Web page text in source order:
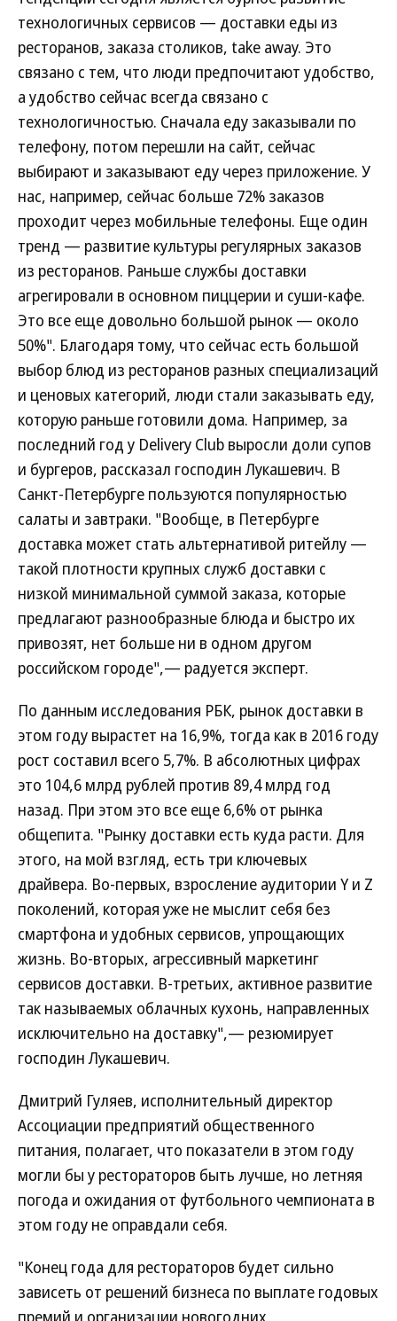
технологичных сервисов — доставки еды из
ресторанов, заказа столиков, take away. Это
связано с тем, что люди предпочитают удобство,
а удобство сейчас всегда связано с
технологичностью. Сначала еду заказывали по
телефону, потом перешли на сайт, сейчас
выбирают и заказывают еду через приложение. У
нас, например, сейчас больше 72% заказов
проходит через мобильные телефоны. Еще один
тренд — развитие культуры регулярных заказов
из ресторанов. Раньше службы доставки
агрегировали в основном пиццерии и суши-кафе.
Это все еще довольно большой рынок — около
50%". Благодаря тому, что сейчас есть большой
выбор блюд из ресторанов разных специализаций
и ценовых категорий, люди стали заказывать еду,
которую раньше готовили дома. Например, за
последний год у Delivery Club выросли доли супов
и бургеров, рассказал господин Лукашевич. В
Санкт-Петербурге пользуются популярностью
салаты и завтраки. "Вообще, в Петербурге
доставка может стать альтернативой ритейлу —
такой плотности крупных служб доставки с
низкой минимальной суммой заказа, которые
предлагают разнообразные блюда и быстро их
привозят, нет больше ни в одном другом
российском городе",— радуется эксперт.
По данным исследования РБК, рынок доставки в
этом году вырастет на 16,9%, тогда как в 2016 году
рост составил всего 5,7%. В абсолютных цифрах
это 104,6 млрд рублей против 89,4 млрд год
назад. При этом это все еще 6,6% от рынка
общепита. "Рынку доставки есть куда расти. Для
этого, на мой взгляд, есть три ключевых
драйвера. Во-первых, взросление аудитории Y и Z
поколений, которая уже не мыслит себя без
смартфона и удобных сервисов, упрощающих
жизнь. Во-вторых, агрессивный маркетинг
сервисов доставки. В-третьих, активное развитие
так называемых облачных кухонь, направленных
исключительно на доставку",— резюмирует
господин Лукашевич.
Дмитрий Гуляев, исполнительный директор
Ассоциации предприятий общественного
питания, полагает, что показатели в этом году
могли бы у рестораторов быть лучше, но летняя
погода и ожидания от футбольного чемпионата в
этом году не оправдали себя.
"Конец года для рестораторов будет сильно
зависеть от решений бизнеса по выплате годовых
премий и организации новогодних